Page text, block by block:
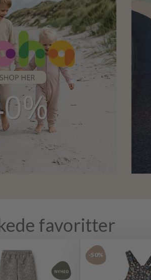
favoritter
-50%